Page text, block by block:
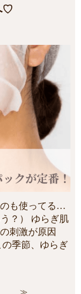
♡
も使ってる…
？） ゆらぎ肌
刺激が原因
季節、ゆらぎ